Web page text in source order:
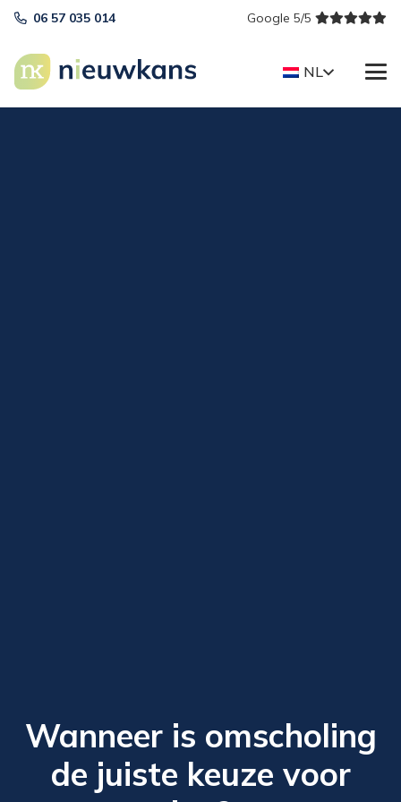
06 57 035 014 Google 5/5
NL
Wanneer is omscholing
de juiste keuze voor